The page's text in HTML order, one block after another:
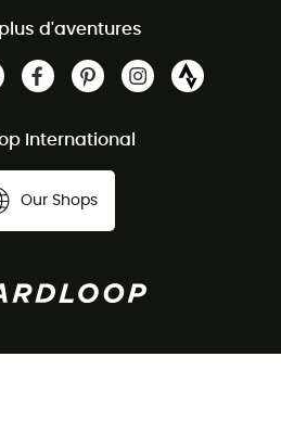
d'aventures
International
Our Shops